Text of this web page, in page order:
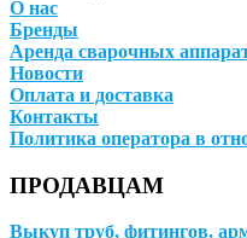
О нас
Бренды
Аренда сварочных
Новости
Оплата и доставка
Контакты
Политика оператора в
ПРОДАВЦАМ
Выкуп труб, фитингов,